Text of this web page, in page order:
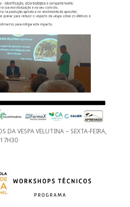
DA VESPA VELUTINA – SEXTA-FEIRA,